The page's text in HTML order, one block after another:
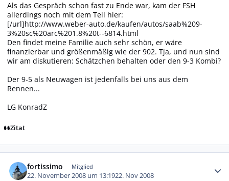
Als das Gespräch schon fast zu Ende war, kam der FSH
allerdings noch mit dem Teil hier:
[/url]http://www.weber-auto.de/kaufen/autos/saab%209-
3%20sc%20arc%201.8%20t--6814.html
Den findet meine Familie auch sehr schön, er wäre
finanzierbar und größenmäßig wie der 902. Tja, und nun sind
wir am diskutieren: Schätzchen behalten oder den 9-3 Kombi?
Der 9-5 als Neuwagen ist jedenfalls bei uns aus dem
Rennen...
LG KonradZ
Zitat
fortissimo Mitglied
22. November 2008 um 13:1922. Nov 2008